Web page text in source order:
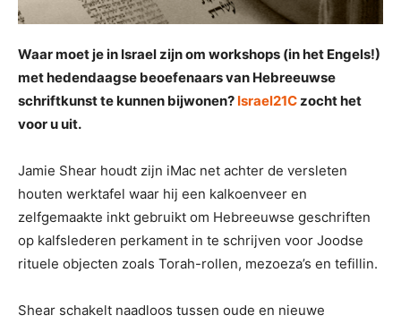
Waar moet je in Israel zijn om workshops (in het Engels!)
met hedendaagse beoefenaars van Hebreeuwse
schriftkunst te kunnen bijwonen? Israel21Czocht het
voor u uit.
Jamie Shear houdt zijn iMac net achter de versleten
houten werktafel waar hij een kalkoenveer en
zelfgemaakte inkt gebruikt om Hebreeuwse geschriften
op kalfslederen perkament in te schrijven voor Joodse
rituele objecten zoals Torah-rollen, mezoeza’s en tefillin.
Shear schakelt naadloos tussen oude en nieuwe